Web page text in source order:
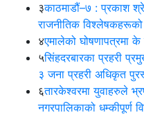
३काठमाडौं–७ : प्रकाश
राजनीतिक
४एमालेको घोषणापत्रमा के
५सिंहदरबारका प्रहरी
३ जना प्रहरी अधिकृत
६तारकेश्वरमा युवाहरुले
नगरपालिकाको धम्कीपूर्ण